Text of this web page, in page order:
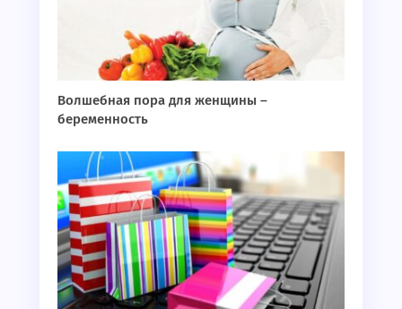
Волшебная пора для женщины –
беременность